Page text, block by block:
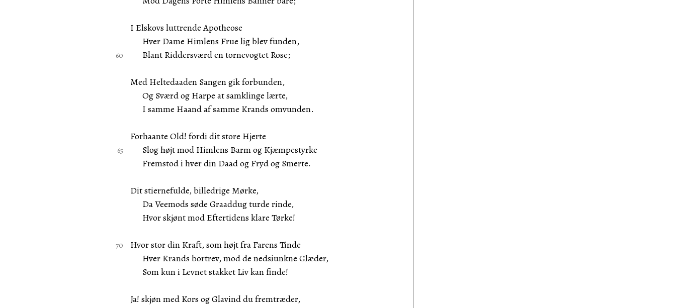
I Elskovs luttrende Apotheose
Hver Dame Himlens Frue lig blev funden,
Blant Riddersværd en tornevogtet Rose;
Med Heltedaaden Sangen gik forbunden,
Og Sværd og Harpe at samklinge lærte,
I samme Haand af samme Krands omvunden.
Forhaante Old! fordi dit store Hjerte
Slog højt mod Himlens Barm og Kjæmpestyrke
Fremstod i hver din Daad og Fryd og Smerte.
Dit stiernefulde, billedrige Mørke,
Da Veemods søde Graaddug turde rinde,
Hvor skjønt mod Eftertidens klare Tørke!
Hvor stor din Kraft, som højt fra Farens Tinde
Hver Krands bortrev, mod de nedsiunkne Glæder,
Som kun i Levnet stakket Liv kan finde!
Ja! skjøn med Kors og Glavind du fremtræder,